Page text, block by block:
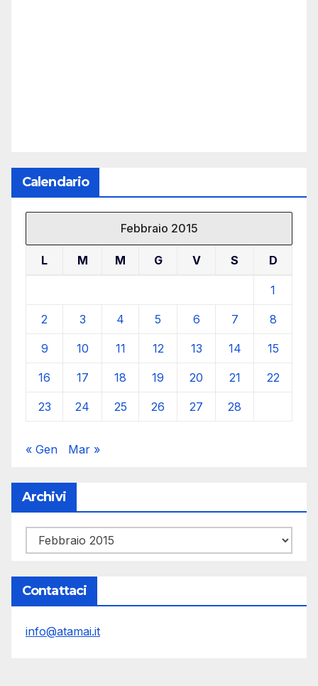
Calendario
Febbraio 2015
L M M G V S D
1
2 3 4 5 6 7 8
9 10 11 12 13 14 15
16 17 18 19 20 21 22
23 24 25 26 27 28
« Gen Mar »
Archivi
Archivi
Contattaci
info@atamai.it